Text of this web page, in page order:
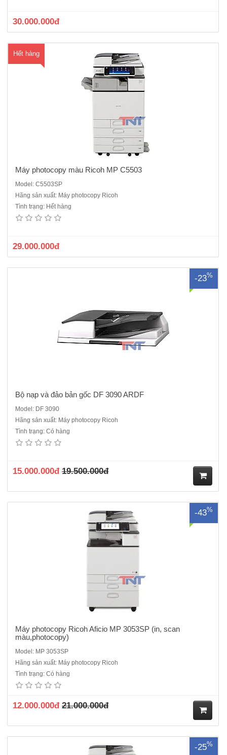
30.000.000đ
Hết hàng
Máy photocopy màu Ricoh MP C5503
Model: C5503SP
Hãng sản xuất: Máy photocopy Ricoh
Tình trạng: Hết hàng
29.000.000đ
-23%
DF 3090 ARDF dùng lắp cho hãng máy Ricoh- Bộ nạp & đảo mặt bản
gốc tự động 100 tờ- Dùng cho máy Photocopy Ricoh MP 3053,
3053SP, 3353, 3353SPBảo hành : 12 ThángXuất xứ: Chính hãng
Bộ nạp và đảo bản gốc DF 3090 ARDF
Model: DF 3090
Hãng sản xuất: Máy photocopy Ricoh
Tình trạng: Có hàng
15.000.000đ 19.500.000đ
ua
-43%
Máy photocopy Ricoh Aficio MP 3053SP ( in, scan màu,photocopy)
dòng máy cũ nhập khẩu sản xuất năm 2016Tốc độ : 30 bản/phútChức
Máy photocopy Ricoh Aficio MP 3053SP (in, scan
màu,photocopy)
Model: MP 3053SP
Hãng sản xuất: Máy photocopy Ricoh
Tình trạng: Có hàng
12.000.000đ 21.000.000đ
ua
-25%
33 bản/phútChức năng chính: Photocopy laser đen trắng + in + scan
màu +Duplex +DF 3090 . Cổng giao tiếp in/scan: USB 2.0, Rj-